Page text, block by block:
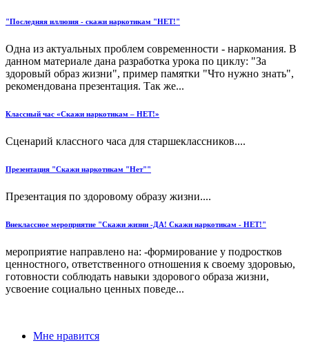
"Последняя иллюзия - скажи наркотикам "НЕТ!"
Одна из актуальных проблем современности - наркомания. В
данном материале дана разработка урока по циклу: "За
здоровый образ жизни", пример памятки "Что нужно знать",
рекомендована презентация. Так же...
Классный час «Скажи наркотикам – НЕТ!»
Сценарий классного часа для старшеклассников....
Презентация "Скажи наркотикам "Нет""
Презентация по здоровому образу жизни....
Внеклассное мероприятие "Скажи жизни -ДА! Скажи наркотикам - НЕТ!"
мероприятие направлено на: -формирование у подростков
ценностного, ответственного отношения к своему здоровью,
готовности соблюдать навыки здорового образа жизни,
усвоение социально ценных поведе...
Мне нравится